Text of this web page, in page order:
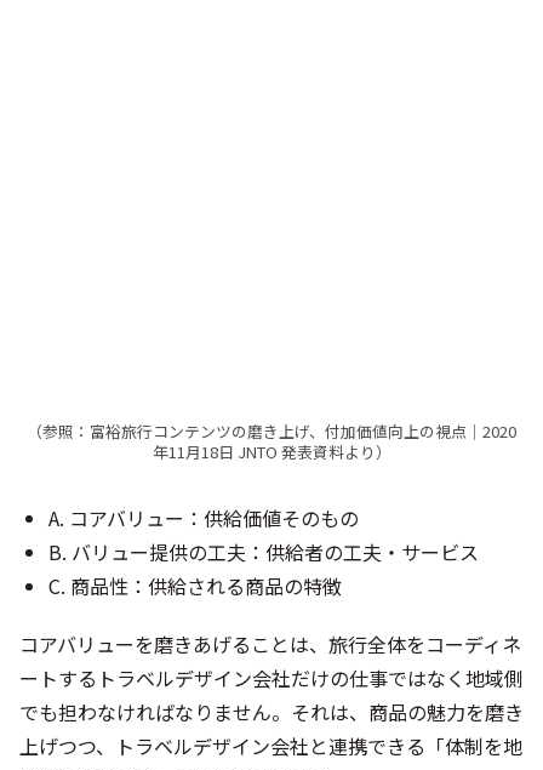
C. 商品性：供給される商品の特徴
ートするトラベルデザイン会社だけの仕事ではなく地域側
でも担わなければなりません。それは、商品の魅力を磨き
上げつつ、トラベルデザイン会社と連携できる「体制を地
域側に構築する」ことも含まれます。
その観点でも「人材の育成・育成に対する投資」はとても
重要です。例えば商品のコアバリューになるような工芸の
職人さんは、旅行商品をつくるプロではないですし、宿泊